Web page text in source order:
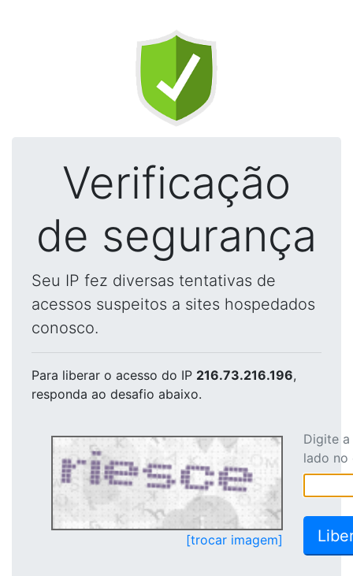
Verificação
de segurança
Seu IP fez diversas tentativas de
acessos suspeitos a sites hospedados
conosco.
Para liberar o acesso do IP 216.73.216.196,
responda ao desafio abaixo.
[trocar imagem]
Digite
lado no